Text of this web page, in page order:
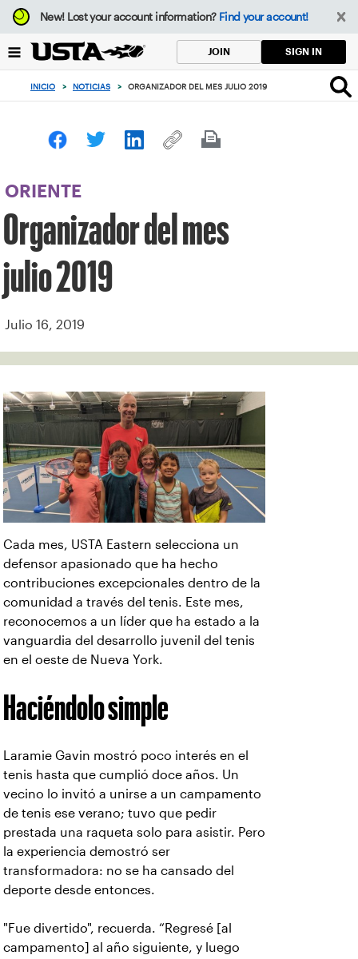
Enfoque
desde
botón
volver
principio
New!Lost your account information? Find your account!
JOIN SIGN IN
INICIO > NOTICIAS > ORGANIZADOR DEL MES JULIO 2019
ORIENTE
Organizador del mes
julio 2019
Julio 16, 2019
Cada mes, USTA Eastern selecciona un
defensor apasionado que ha hecho
contribuciones excepcionales dentro de la
comunidad a través del tenis. Este mes,
reconocemos a un líder que ha estado a la
vanguardia del desarrollo juvenil del tenis
en el oeste de Nueva York.
Haciéndolo simple
Laramie Gavin mostró poco interés en el
tenis hasta que cumplió doce años. Un
vecino lo invitó a unirse a un campamento
de tenis ese verano; tuvo que pedir
prestada una raqueta solo para asistir. Pero
la experiencia demostró ser
transformadora: no se ha cansado del
deporte desde entonces.
"Fue divertido", recuerda. “Regresé [al
campamento] al año siguiente, y luego